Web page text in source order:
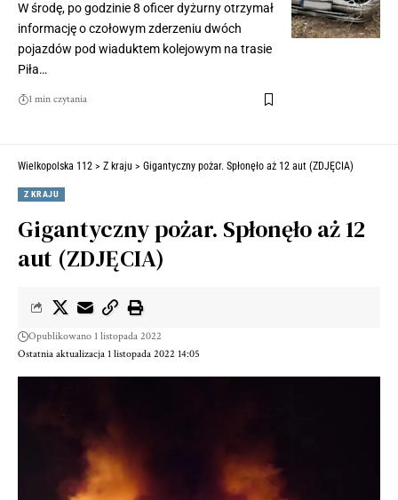
W środę, po godzinie 8 oficer dyżurny otrzymał
informację o czołowym zderzeniu dwóch
pojazdów pod wiaduktem kolejowym na trasie
Piła…
1 min czytania
Wielkopolska 112 > Z kraju > Gigantyczny pożar. Spłonęło aż 12 aut (ZDJĘCIA)
Z KRAJU
Gigantyczny pożar. Spłonęło aż 12
aut (ZDJĘCIA)
Ostatnia aktualizacja 1 listopada 2022 14:05
Opublikowano 1 listopada 2022